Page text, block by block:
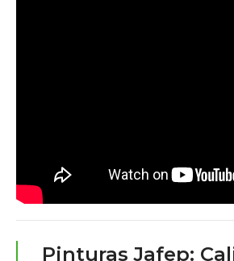
Pinturas Jafep: